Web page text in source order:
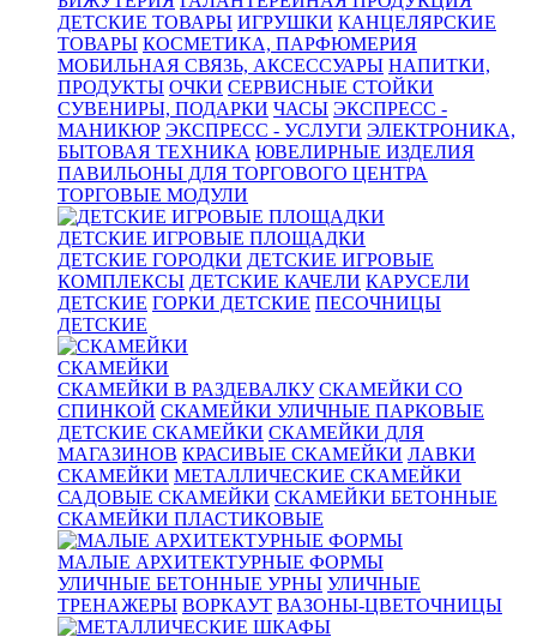
ДЕТСКИЕ ТОВАРЫ ИГРУШКИ КАНЦЕЛЯРСКИЕ
ТОВАРЫ КОСМЕТИКА, ПАРФЮМЕРИЯ
МОБИЛЬНАЯ СВЯЗЬ, АКСЕССУАРЫ НАПИТКИ,
ПРОДУКТЫ ОЧКИ СЕРВИСНЫЕ СТОЙКИ
СУВЕНИРЫ, ПОДАРКИ ЧАСЫ ЭКСПРЕСС -
МАНИКЮР ЭКСПРЕСС - УСЛУГИ ЭЛЕКТРОНИКА,
БЫТОВАЯ ТЕХНИКА ЮВЕЛИРНЫЕ ИЗДЕЛИЯ
ПАВИЛЬОНЫ ДЛЯ ТОРГОВОГО ЦЕНТРА
ТОРГОВЫЕ МОДУЛИ
ДЕТСКИЕ ИГРОВЫЕ ПЛОЩАДКИ
ДЕТСКИЕ ГОРОДКИ ДЕТСКИЕ ИГРОВЫЕ
КОМПЛЕКСЫ ДЕТСКИЕ КАЧЕЛИ КАРУСЕЛИ
ДЕТСКИЕ ГОРКИ ДЕТСКИЕ ПЕСОЧНИЦЫ
ДЕТСКИЕ
СКАМЕЙКИ
СКАМЕЙКИ В РАЗДЕВАЛКУ СКАМЕЙКИ СО
СПИНКОЙ СКАМЕЙКИ УЛИЧНЫЕ ПАРКОВЫЕ
ДЕТСКИЕ СКАМЕЙКИ СКАМЕЙКИ ДЛЯ
МАГАЗИНОВ КРАСИВЫЕ СКАМЕЙКИ ЛАВКИ
СКАМЕЙКИ МЕТАЛЛИЧЕСКИЕ СКАМЕЙКИ
САДОВЫЕ СКАМЕЙКИ СКАМЕЙКИ БЕТОННЫЕ
СКАМЕЙКИ ПЛАСТИКОВЫЕ
МАЛЫЕ АРХИТЕКТУРНЫЕ ФОРМЫ
УЛИЧНЫЕ БЕТОННЫЕ УРНЫ УЛИЧНЫЕ
ТРЕНАЖЕРЫ ВОРКАУТ ВАЗОНЫ-ЦВЕТОЧНИЦЫ